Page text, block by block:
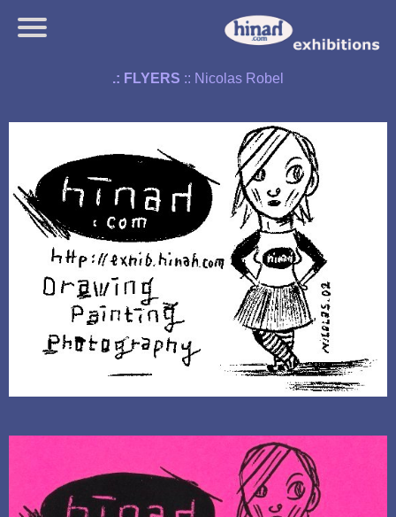
.: FLYERS :: Nicolas Robel